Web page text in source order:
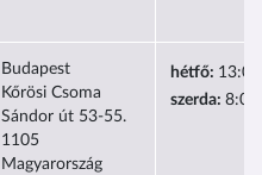
Budapest
Kőrösi Csoma
Sándor út 53-55.
1105
Magyarország
hétfő:
szerda: